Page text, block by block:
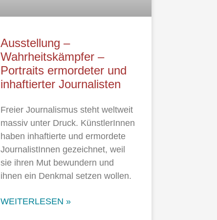
Ausstellung –
Wahrheitskämpfer –
Portraits ermordeter und
inhaftierter Journalisten
Freier Journalismus steht weltweit
massiv unter Druck. KünstlerInnen
haben inhaftierte und ermordete
JournalistInnen gezeichnet, weil
sie ihren Mut bewundern und
ihnen ein Denkmal setzen wollen.
WEITERLESEN »